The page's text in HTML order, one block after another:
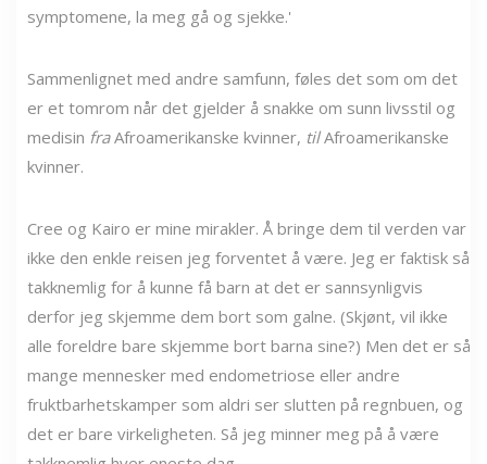
symptomene, la meg gå og sjekke.'
Sammenlignet med andre samfunn, føles det som om det
er et tomrom når det gjelder å snakke om sunn livsstil og
medisin fraAfroamerikanske kvinner, tilAfroamerikanske
kvinner.
Cree og Kairo er mine mirakler. Å bringe dem til verden var
ikke den enkle reisen jeg forventet å være. Jeg er faktisk så
takknemlig for å kunne få barn at det er sannsynligvis
derfor jeg skjemme dem bort som galne. (Skjønt, vil ikke
alle foreldre bare skjemme bort barna sine?) Men det er så
mange mennesker med endometriose eller andre
fruktbarhetskamper som aldri ser slutten på regnbuen, og
det er bare virkeligheten. Så jeg minner meg på å være